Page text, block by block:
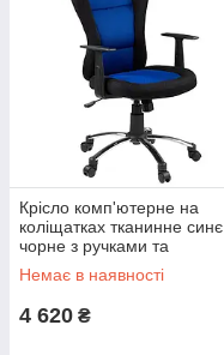
Крісло комп'ютерне на
коліщатках тканинне синє
чорне з ручками та
підземним механізмом
Немає в наявності
4 620 ₴